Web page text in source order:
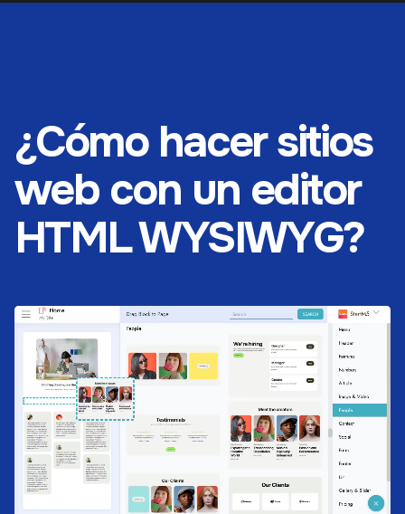
¿Cómo hacer sitios
web con un editor
HTML WYSIWYG?